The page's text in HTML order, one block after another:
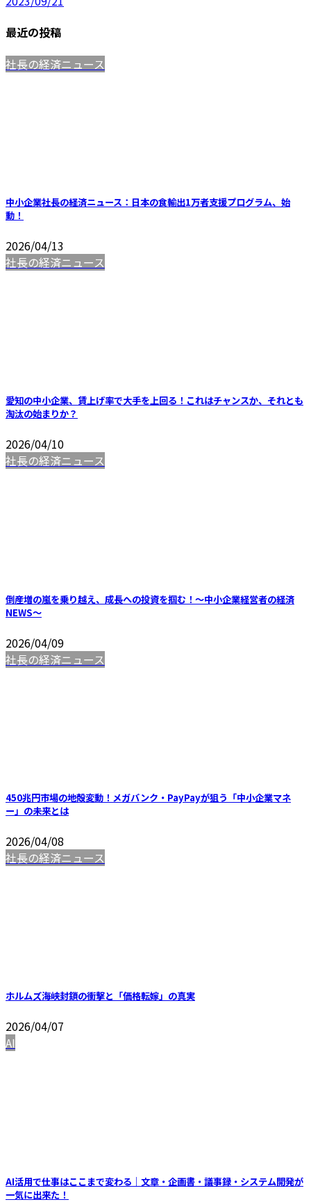
最近の投稿
社長の経済ニュース
中小企業社長の経済ニュース：日本の食輸出1万者支援プログラム、始
動！
2026/04/13
社長の経済ニュース
愛知の中小企業、賃上げ率で大手を上回る！これはチャンスか、それとも
淘汰の始まりか？
2026/04/10
社長の経済ニュース
倒産増の嵐を乗り越え、成長への投資を掴む！～中小企業経営者の経済
NEWS～
2026/04/09
社長の経済ニュース
450兆円市場の地殻変動！メガバンク・PayPayが狙う「中小企業マネ
ー」の未来とは
2026/04/08
社長の経済ニュース
ホルムズ海峡封鎖の衝撃と「価格転嫁」の真実
2026/04/07
AI
AI活用で仕事はここまで変わる｜文章・企画書・議事録・システム開発が
一気に出来た！